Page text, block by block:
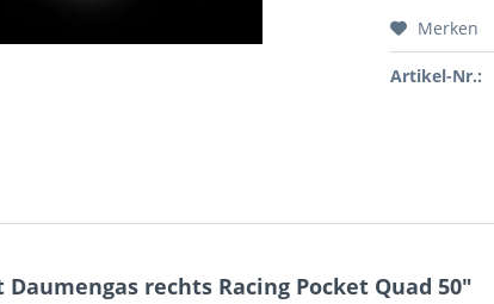
Merken
Artikel-Nr.:
rechts Racing Pocket Quad 50"